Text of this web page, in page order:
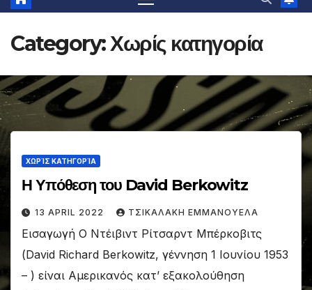
Category:Χωρίς κατηγορία
ΧΩΡΊΣ ΚΑΤΗΓΟΡΊΑ
Η Υπόθεση του David Berkowitz
13 APRIL 2022 ΤΣΙΚΑΛΑΚΗ ΕΜΜΑΝΟΥΕΛΑ
Εισαγωγή Ο Ντέιβιντ Ρίτσαρντ Μπέρκοβιτς
(David Richard Berkowitz, γέννηση 1 Ιουνίου 1953
– ) είναι Αμερικανός κατ’ εξακολούθηση